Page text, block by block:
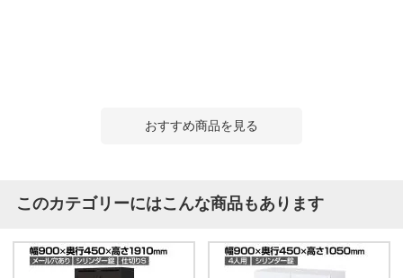
おすすめ商品を見る
このカテゴリーにはこんな商品もあります